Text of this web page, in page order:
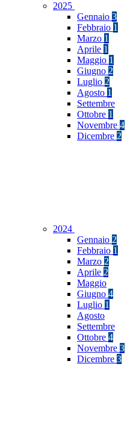
2025
Gennaio 3
Febbraio 1
Marzo 1
Aprile 1
Maggio 1
Giugno 2
Luglio 2
Agosto 1
Settembre
Ottobre 1
Novembre 4
Dicembre 2
2024
Gennaio 2
Febbraio 1
Marzo 2
Aprile 2
Maggio
Giugno 4
Luglio 1
Agosto
Settembre
Ottobre 4
Novembre 3
Dicembre 3